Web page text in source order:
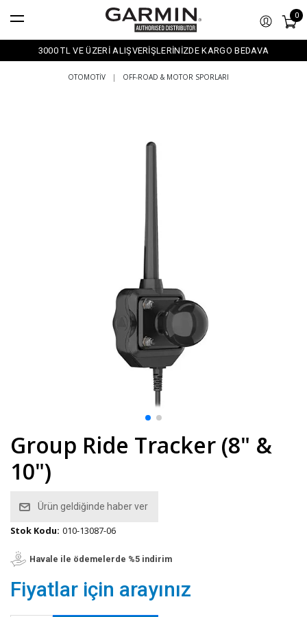
0
3000 TL VE ÜZERİ ALIŞVERİŞLERİNİZDE KARGO BEDAVA
OTOMOTIV | OFF-ROAD & MOTOR SPORLARI
Group Ride Tracker (8" &
10")
Ürün geldiğinde haber ver
Stok Kodu: 010-13087-06
Havale ile ödemelerde %5 indirim
Fiyatlar için arayınız